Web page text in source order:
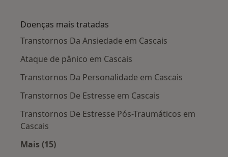
Doenças mais tratadas
Transtornos Da Ansiedade em Cascais
Ataque de pânico em Cascais
Transtornos Da Personalidade em Cascais
Transtornos De Estresse em Cascais
Transtornos De Estresse Pós-Traumáticos em
Cascais
Mais (15)